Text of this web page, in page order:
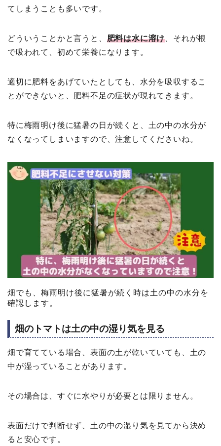
てしまうことも多いです。
どういうことかと言うと、 肥料は水に溶け 、それが根
で吸われて、初めて栄養になります。
適切に肥料をあげていたとしても、水分を吸収するこ
とができないと、肥料不足の症状が現れてきます。
特に梅雨明け後に猛暑の日が続くと、土の中の水分が
なくなってしまいますので、注意してくださいね。
畑でも、梅雨明け後に猛暑が続く時は土の中の水分を
確認します。
畑のトマトは土の中の湿り気を見る
畑で育てている場合、表面の土が乾いていても、土の
中が湿っていることがあります。
その場合は、すぐに水やりが必要とは限りません。
表面だけで判断せず、土の中の湿り気を見てから決め
ると安心です。